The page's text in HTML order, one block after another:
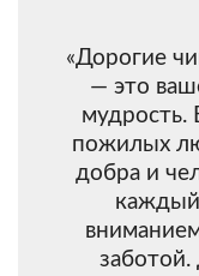
«Дорогие
— это
пожилых
добра и
каждый